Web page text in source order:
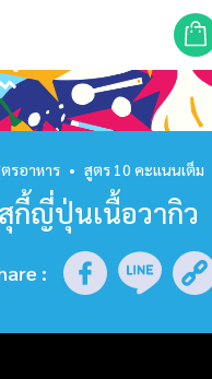
รอาหาร • สูตร 10 คะแนนเต็ม
สุกี้ญี่ปุ่นเนื้อวากิว
: